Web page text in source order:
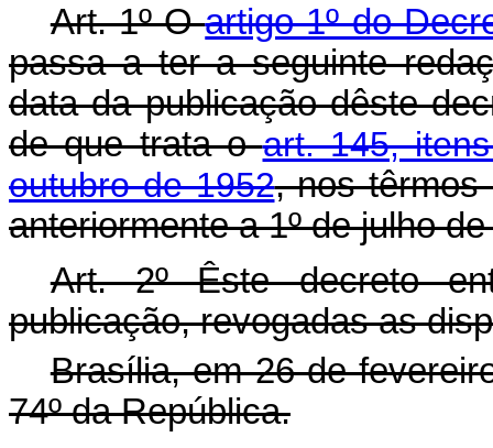
Art. 1º Oartigo 1º do
passa a ter a seguinte
data da publicação dêste
de que trata oart. 145,
outubro de 1952, nos têrmos
anteriormente a 1º de julho
Art. 2º Êste decreto
publicação, revogadas as
Brasília, em 26 de
74º da República.